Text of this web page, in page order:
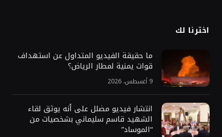
اخترنا لك
ما حقيقة الفيديو المتداول عن استهداف
قوات يمنية لمطار الرياض؟
9 أغسطس، 2026
انتشار فيديو مضلل على أنه يوثق لقاء
الشهيد قاسم سليماني بشخصيات من
“الموساد”